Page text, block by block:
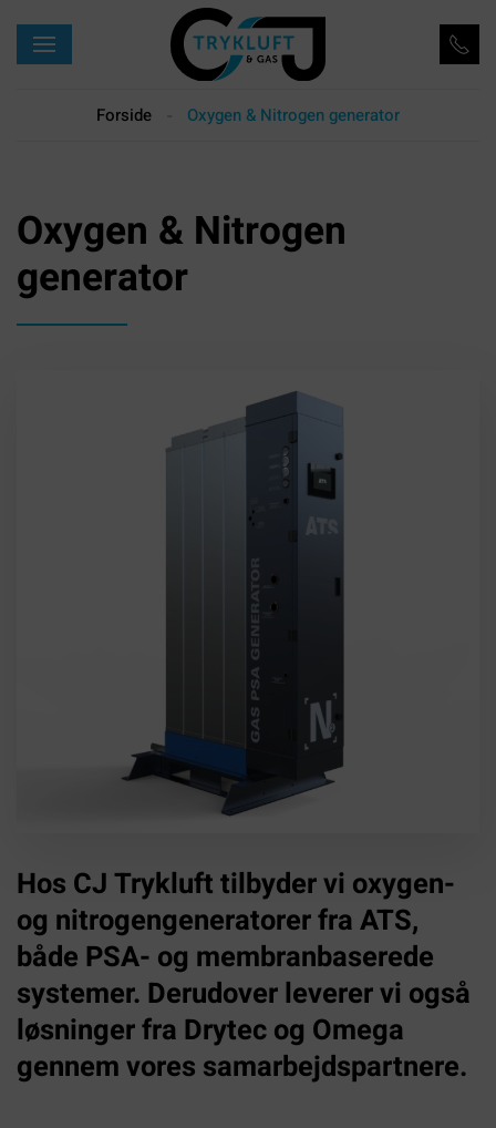
Skip to main content
Forside Oxygen & Nitrogen generator
Oxygen & Nitrogen
generator
Hos CJ Trykluft tilbyder vi oxygen-
og nitrogengeneratorer fra ATS,
både PSA- og membranbaserede
systemer. Derudover leverer vi også
løsninger fra Drytec og Omega
gennem vores samarbejdspartnere.